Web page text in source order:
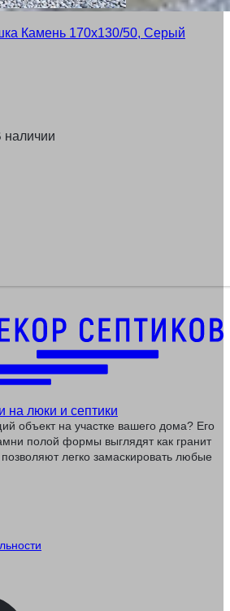
Камень 170х130/50, Серый
наличии
на люки и септики
объект на участке вашего дома? Его
полой формы выглядят как гранит
позволяют легко замаскировать любые